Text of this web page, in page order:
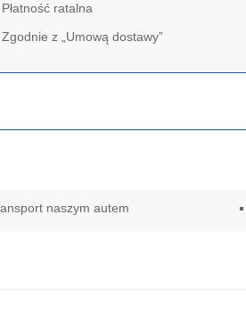
Płatność ratalna
Zgodnie z „Umową dostawy”
naszym autem